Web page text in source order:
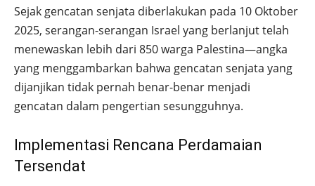
Sejak gencatan senjata diberlakukan pada 10 Oktober
2025, serangan-serangan Israel yang berlanjut telah
menewaskan lebih dari 850 warga Palestina—angka
yang menggambarkan bahwa gencatan senjata yang
dijanjikan tidak pernah benar-benar menjadi
gencatan dalam pengertian sesungguhnya.
Implementasi Rencana Perdamaian
Tersendat